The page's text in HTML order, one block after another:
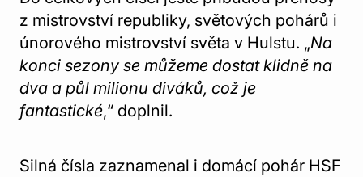
z mistrovství republiky, světových pohárů i
únorového mistrovství světa v Hulstu. „Na
konci sezony se můžeme dostat klidně na
dva a půl milionu diváků, což je
fantastické,“ doplnil.
Silná čísla zaznamenal i domácí pohár HSF